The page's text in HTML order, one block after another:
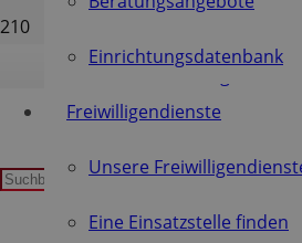
Bitte gehen
Ein buntes
Globale Ziele
Einrichtungsdatenbank
Freiwilligendienste
Unsere
Eine Einsatzstelle finden